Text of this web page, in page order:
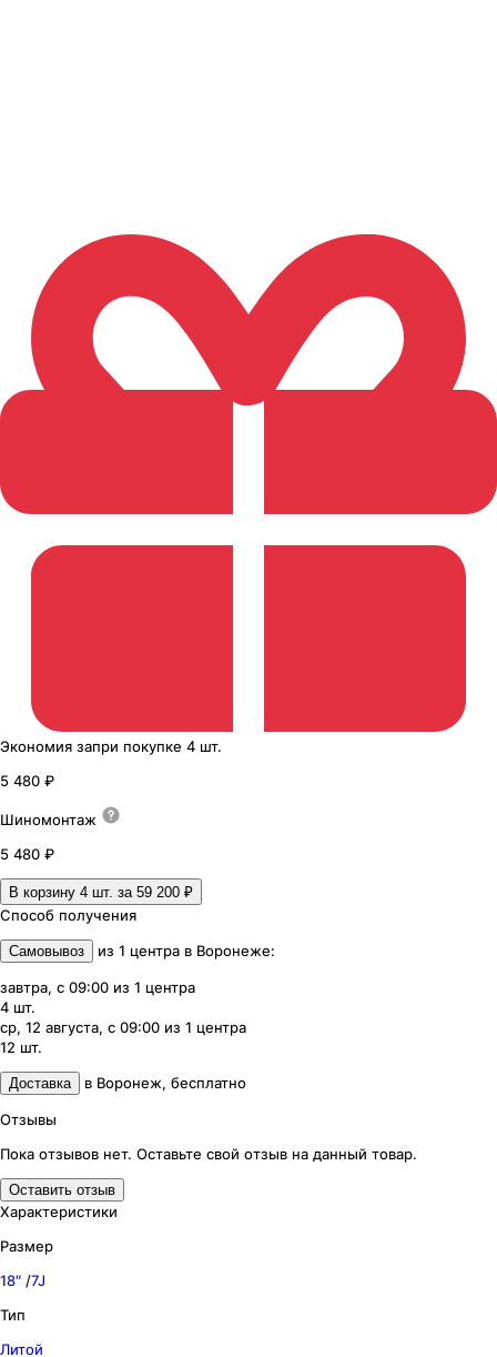
Экономия запри покупке 4 шт.
5 480 ₽
Шиномонтаж
5 480 ₽
В корзину 4 шт. за 59 200 ₽
Способ получения
Самовывоз из 1 центра в Воронеже:
завтра, с 09:00 из 1 центра
4 шт.
ср, 12 августа, с 09:00 из 1 центра
12 шт.
Доставка в Воронеж, бесплатно
Отзывы
Пока отзывов нет. Оставьте свой отзыв на данный товар.
Оставить отзыв
Характеристики
Размер
18″ /7J
Тип
Литой